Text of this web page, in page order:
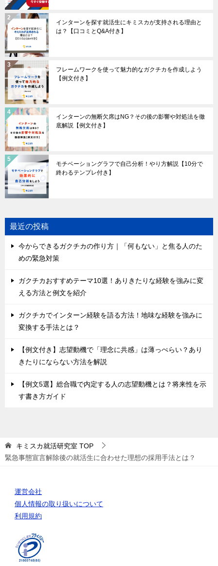
インターンを探す就活生にキミスカが支持される理由と
は？【口コミとQ&A付き】
フレームワークを使って魅力的なガクチカを作成しよう
【例文付き】
インターンの無断欠席はNG？その後の影響や対処法を徹
底解説【例文付き】
モチベーショングラフで自己分析！やり方解説【10分で
終わるテンプレ付き】
最近の投稿
今からできるガクチカの作り方｜「何もない」と焦る人のた
めの緊急対策
ガクチカおすすめテーマ10選！ありきたりな経験を強みに変
える方法と例文を紹介
ガクチカでインターン経験を語る方法！地味な経験を強みに
変換する手法とは？
【例文付き】志望動機で「理念に共感」は薄っぺらい？あり
きたりにならない方法を解説
【例文5選】総合職で内定する人の志望動機とは？将来性を示
す書き方ガイド
キミスカ就活研究室 TOP
緊急事態宣言解除後の就活生に合わせた理想の採用手法とは？
運営会社
個人情報の取り扱いについて
利用規約